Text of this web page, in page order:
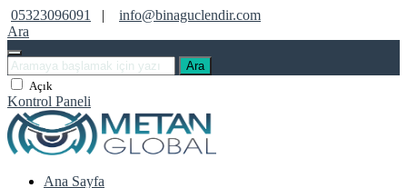
05323096091 |
info@binaguclendir.com
Ara
Ara
Açık
Kontrol Paneli
Ana Sayfa